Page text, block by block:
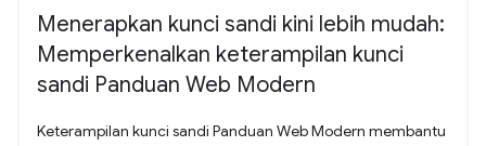
Menerapkan kunci sandi kini lebih mudah:
Memperkenalkan keterampilan kunci
sandi Panduan Web Modern
Keterampilan kunci sandi Panduan Web Modern membantu